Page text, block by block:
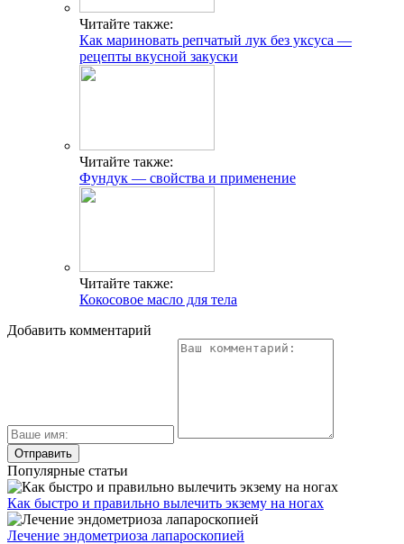
Читайте также:
Как мариновать репчатый лук без уксуса —
рецепты вкусной закуски
Читайте также:
Фундук — свойства и применение
Читайте также:
Кокосовое масло для тела
Добавить комментарий
Популярные статьи
Как быстро и правильно вылечить экзему на ногах
Лечение эндометриоза лапароскопией